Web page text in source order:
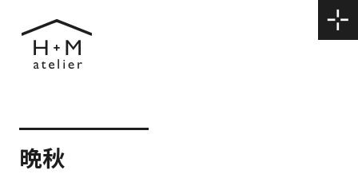
晩秋